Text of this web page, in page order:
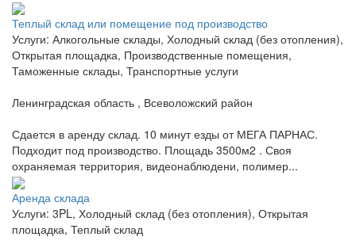
Теплый склад или помещение под производство
Услуги: Алкогольные склады, Холодный склад (без отопления),
Открытая площадка, Производственные помещения,
Таможенные склады, Транспортные услуги
Ленинградская область , Всеволожский район
Сдается в аренду склад. 10 минут езды от МЕГА ПАРНАС.
Подходит под производство. Площадь 3500м2 . Своя
охраняемая территория, видеонаблюдени, полимер...
Аренда склада
Услуги: 3PL, Холодный склад (без отопления), Открытая
площадка, Теплый склад